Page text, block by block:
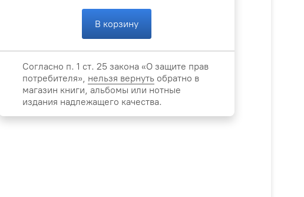
В корзину
Согласно п. 1 ст. 25 закона «О защите прав
потребителя», нельзя вернуть обратно в
магазин книги, альбомы или нотные
издания надлежащего качества.